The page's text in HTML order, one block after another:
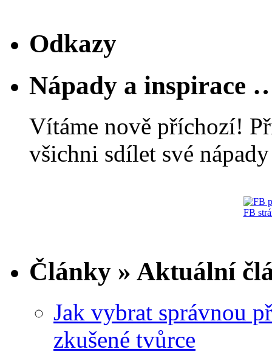
Odkazy
Nápady a inspirace
Vítáme nově příchozí!
všichni sdílet své
FB
Články » Aktuální
Jak vybrat správnou
zkušené tvůrce